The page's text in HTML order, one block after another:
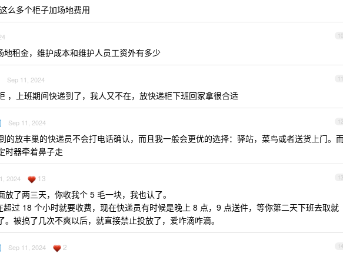
么多个柜子加场地费用
10
地租金，维护成本和维护人员工资外有多少
11
Sep 11, 2024
，上班期间快递到了，我人又不在，放快递柜下班回家拿很合适
12
Sep 11, 2024
的放丰巢的快递员不会打电话确认，而且我一般会更优的选择：驿站，菜鸟或者送货上门。
时器牵着鼻子走
13
2024 13
放了两三天，你收我个 5 毛一块，我也认了。
过 18 个小时就要收费，现在快递员有时候是晚上 8 点，9 点送件，等你第二天下班去取就
。被搞了几次不爽以后，就直接禁止投放了，爱咋滴咋滴。
14
Sep 11, 2024 2